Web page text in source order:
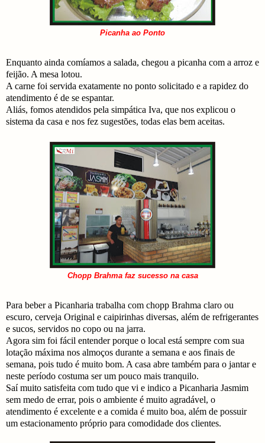
Picanha ao Ponto
Enquanto ainda comíamos a salada, chegou a picanha com a arroz e
feijão. A mesa lotou.
A carne foi servida exatamente no ponto solicitado e a rapidez do
atendimento é de se espantar.
Aliás, fomos atendidos pela simpática Iva, que nos explicou o
sistema da casa e nos fez sugestões, todas elas bem aceitas.
Chopp Brahma faz sucesso na casa
Para beber a Picanharia trabalha com chopp Brahma claro ou
escuro, cerveja Original e caipirinhas diversas, além de refrigerantes
e sucos, servidos no copo ou na jarra.
Agora sim foi fácil entender porque o local está sempre com sua
lotação máxima nos almoços durante a semana e aos finais de
semana, pois tudo é muito bom. A casa abre também para o jantar e
neste período costuma ser um pouco mais tranquilo.
Saí muito satisfeita com tudo que vi e indico a Picanharia Jasmim
sem medo de errar, pois o ambiente é muito agradável, o
atendimento é excelente e a comida é muito boa, além de possuir
um estacionamento próprio para comodidade dos clientes.